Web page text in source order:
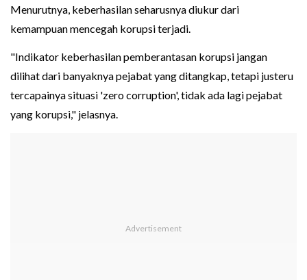
Menurutnya, keberhasilan seharusnya diukur dari
kemampuan mencegah korupsi terjadi.
"Indikator keberhasilan pemberantasan korupsi jangan
dilihat dari banyaknya pejabat yang ditangkap, tetapi justeru
tercapainya situasi 'zero corruption', tidak ada lagi pejabat
yang korupsi," jelasnya.